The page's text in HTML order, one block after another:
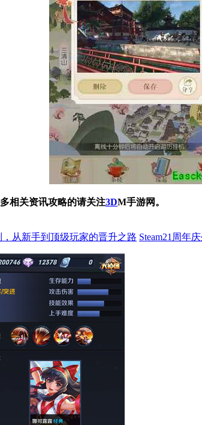
相关资讯攻略的请关注3DM手游网。
从新手到顶级玩家的晋升之路 Steam21周年